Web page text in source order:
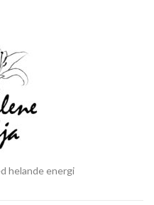
helande energi